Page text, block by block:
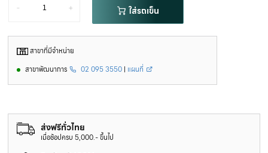
-
+ ใส่รถเข็น
สาขาที่มีจำหน่าย
สาขาพัฒนาการ
02 095 3550| แผนที่
ส่งฟรีทั่วไทย
เมื่อช้อปครบ 5,000.- ขึ้นไป